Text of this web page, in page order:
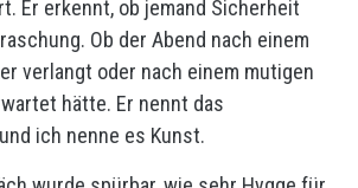
Er erkennt, ob jemand Sicherheit
Ob der Abend nach einem
verlangt oder nach einem mutigen
hätte. Er nennt das
ich nenne es Kunst.